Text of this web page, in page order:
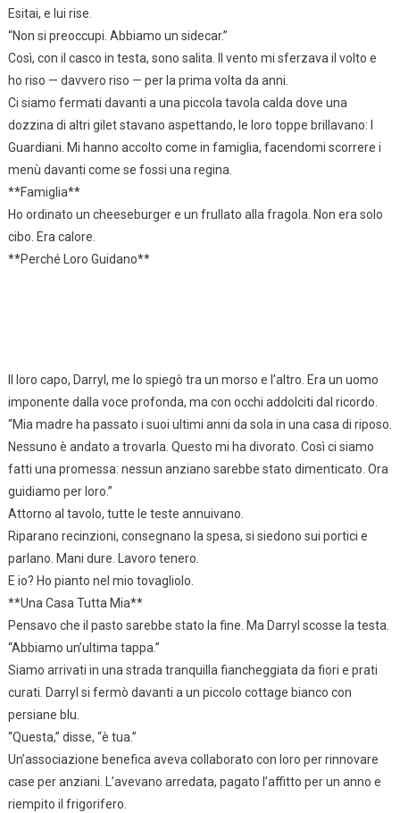
Esitai, e lui rise.
“Non si preoccupi. Abbiamo un sidecar.”
Così, con il casco in testa, sono salita. Il vento mi sferzava il volto e
ho riso — davvero riso — per la prima volta da anni.
Ci siamo fermati davanti a una piccola tavola calda dove una
dozzina di altri gilet stavano aspettando, le loro toppe brillavano: I
Guardiani. Mi hanno accolto come in famiglia, facendomi scorrere i
menù davanti come se fossi una regina.
**Famiglia**
Ho ordinato un cheeseburger e un frullato alla fragola. Non era solo
cibo. Era calore.
**Perché Loro Guidano**
Il loro capo, Darryl, me lo spiegò tra un morso e l’altro. Era un uomo
imponente dalla voce profonda, ma con occhi addolciti dal ricordo.
“Mia madre ha passato i suoi ultimi anni da sola in una casa di riposo.
Nessuno è andato a trovarla. Questo mi ha divorato. Così ci siamo
fatti una promessa: nessun anziano sarebbe stato dimenticato. Ora
guidiamo per loro.”
Attorno al tavolo, tutte le teste annuivano.
Riparano recinzioni, consegnano la spesa, si siedono sui portici e
parlano. Mani dure. Lavoro tenero.
E io? Ho pianto nel mio tovagliolo.
**Una Casa Tutta Mia**
Pensavo che il pasto sarebbe stato la fine. Ma Darryl scosse la testa.
“Abbiamo un’ultima tappa.”
Siamo arrivati in una strada tranquilla fiancheggiata da fiori e prati
curati. Darryl si fermò davanti a un piccolo cottage bianco con
persiane blu.
“Questa,” disse, “è tua.”
Un’associazione benefica aveva collaborato con loro per rinnovare
case per anziani. L’avevano arredata, pagato l’affitto per un anno e
riempito il frigorifero.